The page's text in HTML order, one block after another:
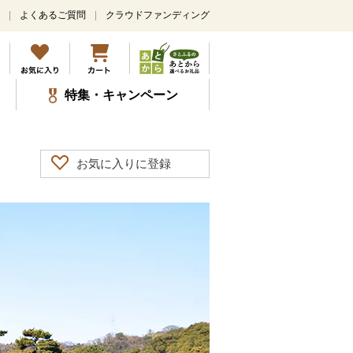
よくあるご質問 クラウドファンディング
特集・キャンペーン
お気に入りに登録